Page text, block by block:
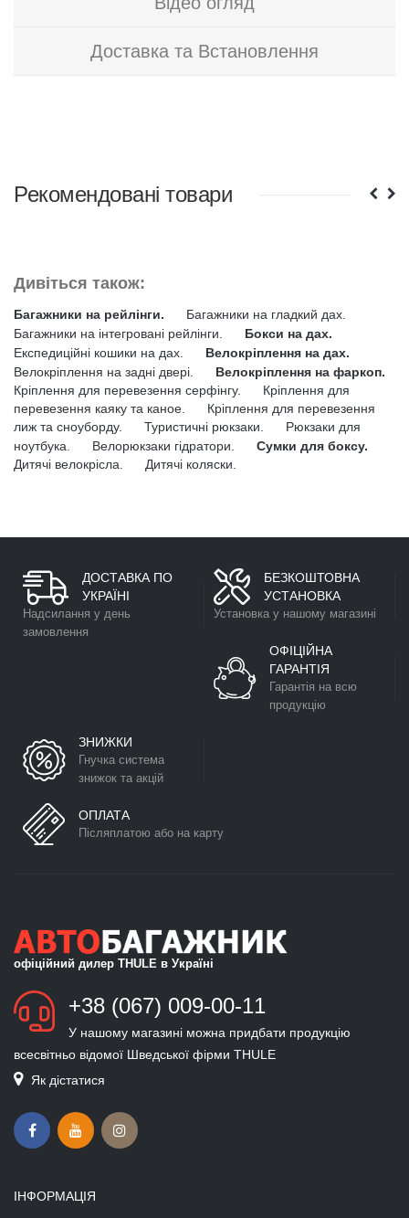
Доставка та Встановлення
Рекомендовані товари
Дивіться також:
Багажники на рейлінги.
Багажники на гладкий дах.
Багажники на інтегровані рейлінги.
Бокси на дах.
Експедиційні кошики на дах.
Велокріплення на дах.
Велокріплення на задні двері.
Велокріплення на фаркоп.
Кріплення для перевезення серфінгу.
Кріплення для
перевезення каяку та каное.
Кріплення для перевезення
лиж та сноуборду.
Туристичні рюкзаки.
Рюкзаки для
ноутбука.
Велорюкзаки гідратори.
Сумки для боксу.
Дитячі велокрісла.
Дитячі коляски.
ДОСТАВКА ПО
УКРАЇНІ
Надсилання у день
замовлення
БЕЗКОШТОВНА
УСТАНОВКА
Установка у нашому магазині
ОФІЦІЙНА
ГАРАНТІЯ
Гарантія на всю
продукцію
ЗНИЖКИ
Гнучка система
знижок та акцій
ОПЛАТА
Післяплатою або на карту
офіційний дилер THULE в Україні
+38 (067) 009-00-11
У нашому магазині можна придбати продукцію
всесвітньо відомої Шведської фірми THULE
Як дістатися
ІНФОРМАЦІЯ